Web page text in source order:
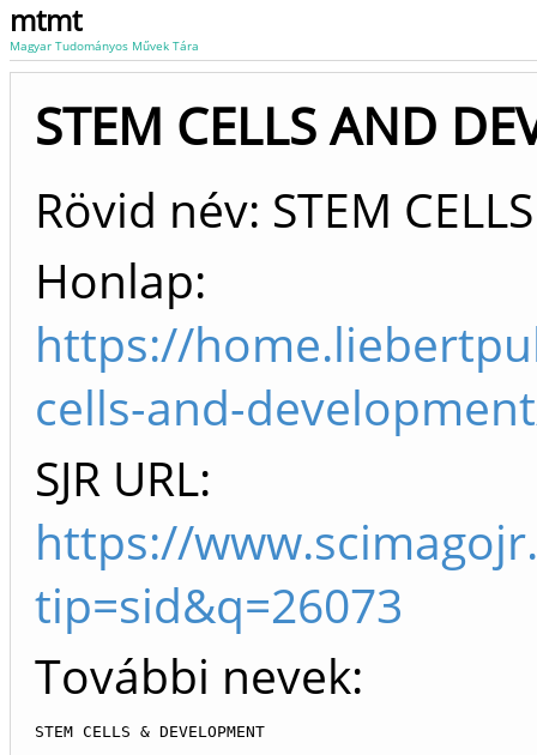
mtmt
Magyar Tudományos Művek Tára
STEM CELLS AND
Rövid név: STEM
Honlap:
https://
cells-and-
SJR URL:
https://
tip=sid&q=26073
További nevek:
STEM CELLS & DEVELOPMENT